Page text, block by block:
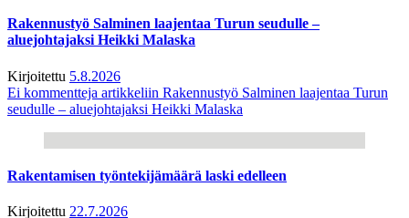
Rakennustyö Salminen laajentaa Turun seudulle –
aluejohtajaksi Heikki Malaska
Kirjoitettu 5.8.2026
Ei kommentteja artikkeliin Rakennustyö Salminen laajentaa Turun
seudulle – aluejohtajaksi Heikki Malaska
Rakentamisen työntekijämäärä laski edelleen
Kirjoitettu 22.7.2026